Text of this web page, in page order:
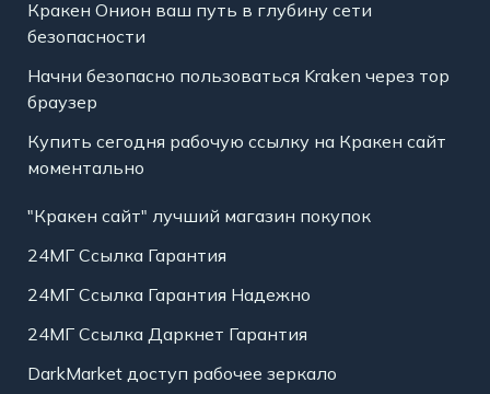
Кракен Онион ваш путь в глубину сети
безопасности
Начни безопасно пользоваться Kraken через тор
браузер
Купить сегодня рабочую ссылку на Кракен сайт
моментально
"Кракен сайт" лучший магазин покупок
24МГ Ссылка Гарантия
24МГ Ссылка Гарантия Надежно
24МГ Ссылка Даркнет Гарантия
DarkMarket доступ рабочее зеркало